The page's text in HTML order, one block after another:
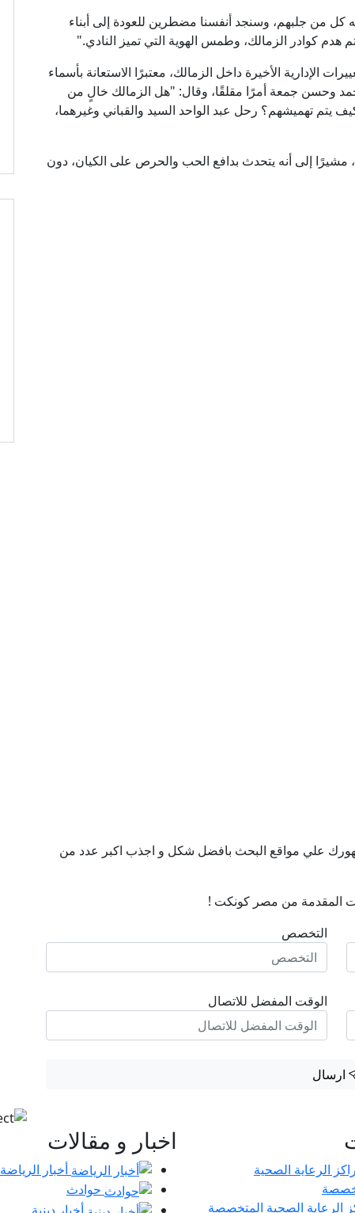
من جلبهم، وسنجد أنفسنا مضطرين للعودة إلى أبناء
هدم كوادر الزمالك، وطمس الهوية التي تميز النادي."
الإدارية الأخيرة داخل الزمالك، معتبرًا الاستعانة بأسماء
وحسن جمعة أمرًا مقلقًا، وقال: "هل الزمالك خالٍ من
يتم تهميشهم؟ رحل عبد الواحد السيد والقباني وغيرهما،
مشيرًا إلى أنه يتحدث بدافع الحب والحرص على الكيان، دون
علي مواقع البحث بافضل شكل و اجذب اكبر عدد من
المقدمة من مصر كونكت !
التخصص
الوقت المفضل للاتصال
ارسال
الرعاية الصحية المتخصصة
اخبار و مقالات
أخبار الرياضة
حوادث